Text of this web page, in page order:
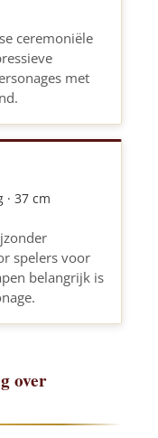
ceremoniële
met
37 cm
spelers voor
belangrijk is
over